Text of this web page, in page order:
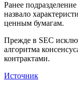
Ранее
назвало
ценным бумагам.
Прежде в SEC
алгоритма
контрактами.
Источник